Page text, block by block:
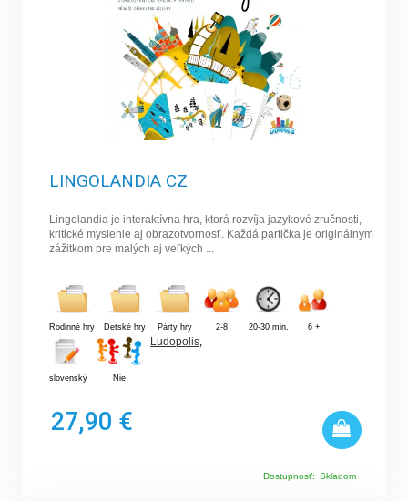
LINGOLANDIA CZ
Lingolandia je interaktívna hra, ktorá rozvíja jazykové zručnosti,
kritické myslenie aj obrazotvornosť. Každá partička je originálnym
zážitkom pre malých aj veľkých ...
Rodinné hry Detské hry Párty hry 2-8 20-30 min. 6 +
slovenský Nie
Ludopolis
27,90 €
Dostupnosť: Skladom